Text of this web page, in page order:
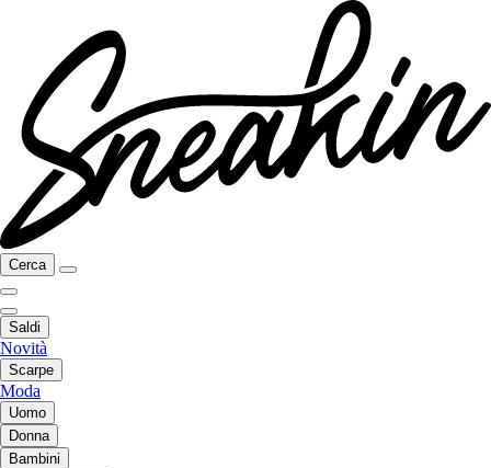
Cerca
Saldi
Novità
Scarpe
Moda
Uomo
Donna
Bambini